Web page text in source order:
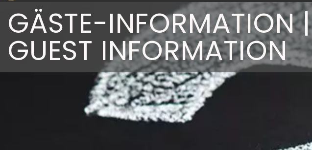
GÄSTE-INFORMATION |
GUEST INFORMATION